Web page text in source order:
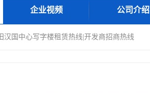
企业视频 公司介绍
汉国中心写字楼租赁热线|开发商招商热线